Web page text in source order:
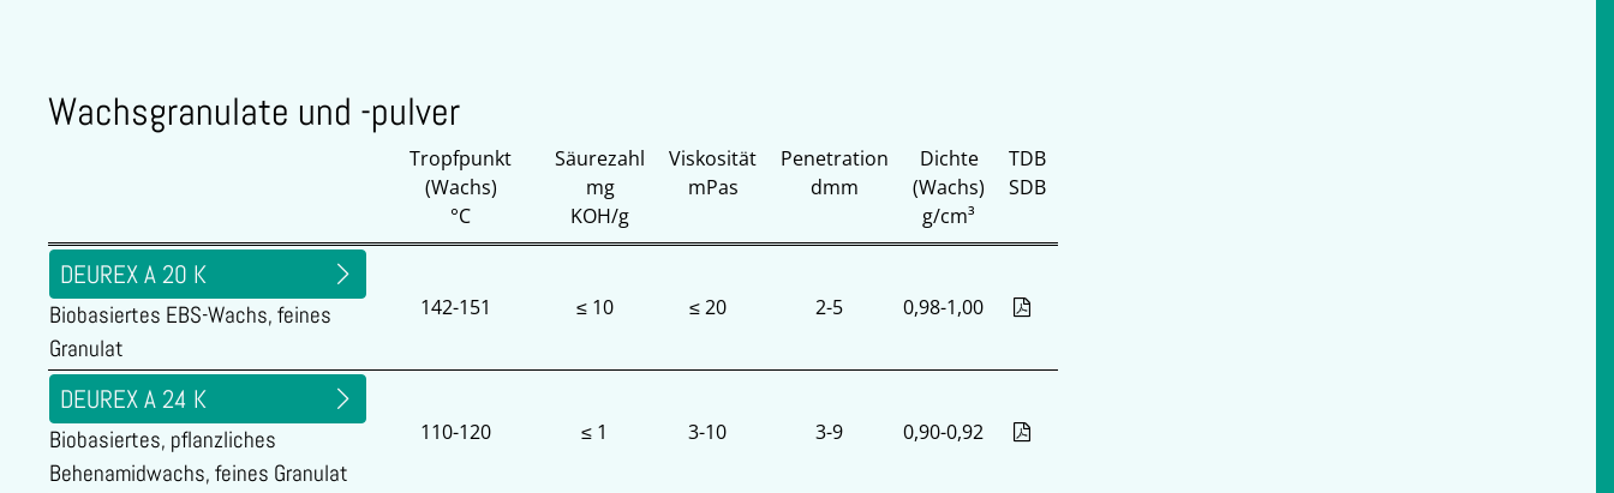
Wachsgranulate und -pulver
Tropfpunkt
(Wachs)
°C
Säurezahl
mg
KOH/g
Viskosität
mPas
Penetration
dmm
Dichte
(Wachs)
g/cm³
TDB
SDB
DEUREX A 20 K
Biobasiertes EBS-Wachs, feines
Granulat
142-151 ≤ 10 ≤ 20 2-5 0,98-1,00
DEUREX A 24 K
Biobasiertes, pflanzliches
Behenamidwachs, feines Granulat
110-120 ≤ 1 3-10 3-9 0,90-0,92